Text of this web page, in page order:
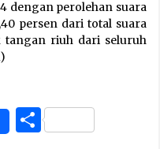
dengan perolehan suara
persen dari total suara
tangan riuh dari seluruh
Share